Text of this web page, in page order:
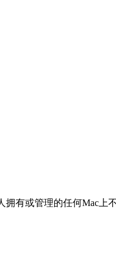
有或管理的任何Mac上